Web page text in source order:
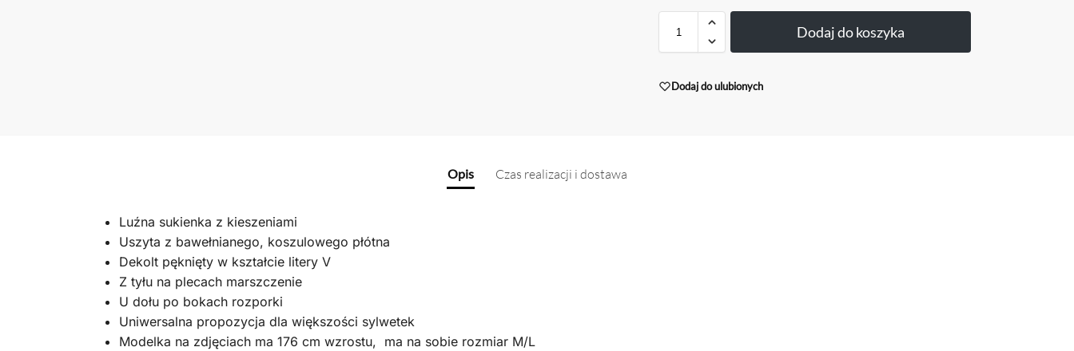
Dodaj do koszyka
Dodaj do ulubionych
Opis Czas realizacji i dostawa
Luźna sukienka z kieszeniami
Uszyta z bawełnianego, koszulowego płótna
Dekolt pęknięty w kształcie litery V
Z tyłu na plecach marszczenie
U dołu po bokach rozporki
Uniwersalna propozycja dla większości sylwetek
Modelka na zdjęciach ma 176 cm wzrostu, ma na sobie rozmiar M/L